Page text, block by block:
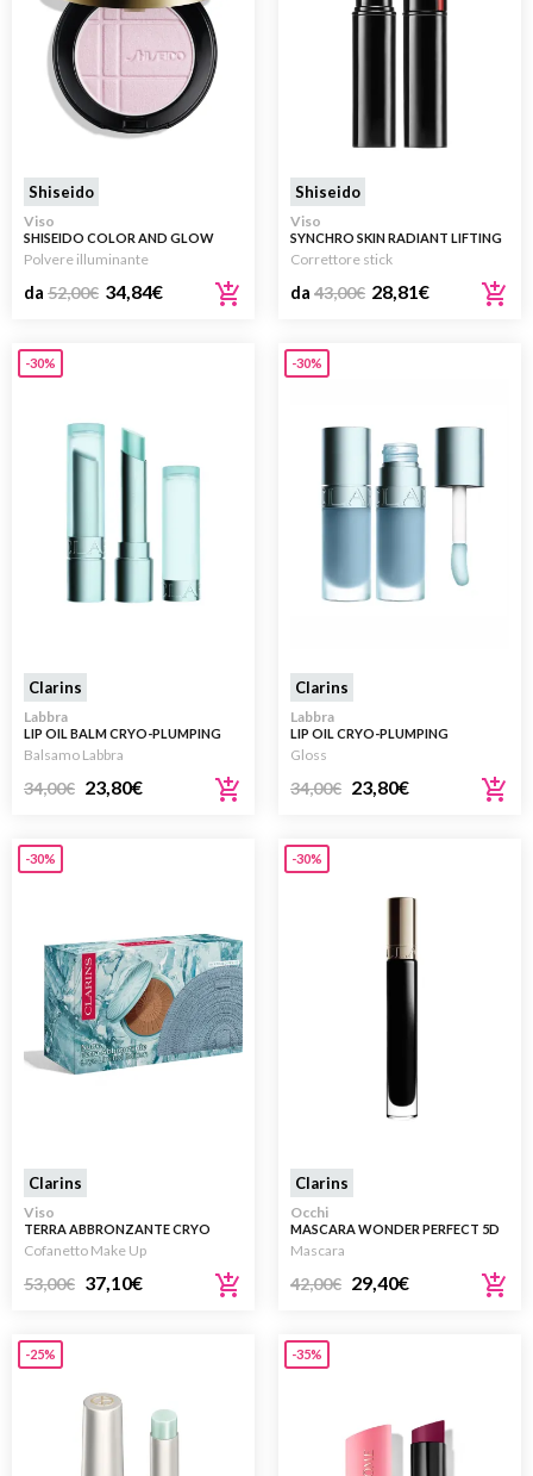
Shiseido
Viso
SHISEIDO COLOR AND GLOW
ENHANCER
Polvere illuminante
da 52,00€ 34,84€
Shiseido
Viso
SYNCHRO SKIN RADIANT LIFTING
CONCEALER
Correttore stick
da 43,00€ 28,81€
-30%
Clarins
Labbra
LIP OIL BALM CRYO-PLUMPING
Balsamo Labbra
34,00€ 23,80€
-30%
Clarins
Labbra
LIP OIL CRYO-PLUMPING
Gloss
34,00€ 23,80€
-30%
Clarins
Viso
TERRA ABBRONZANTE CRYO
Cofanetto Make Up
53,00€ 37,10€
-30%
Clarins
Occhi
MASCARA WONDER PERFECT 5D
NERO
Mascara
42,00€ 29,40€
-25% -35%